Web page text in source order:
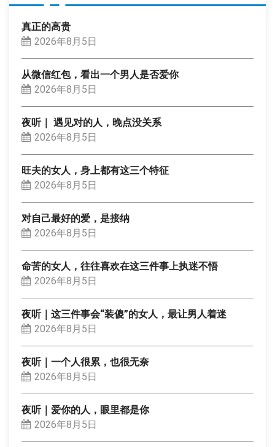
真正的高贵
2026年8月5日
从微信红包，看出一个男人是否爱你
2026年8月5日
夜听｜ 遇见对的人，晚点没关系
2026年8月5日
旺夫的女人，身上都有这三个特征
2026年8月5日
对自己最好的爱，是接纳
2026年8月5日
命苦的女人，往往喜欢在这三件事上执迷不悟
2026年8月5日
夜听｜这三件事会“装傻”的女人，最让男人着迷
2026年8月5日
夜听｜一个人很累，也很无奈
2026年8月5日
夜听｜爱你的人，眼里都是你
2026年8月5日